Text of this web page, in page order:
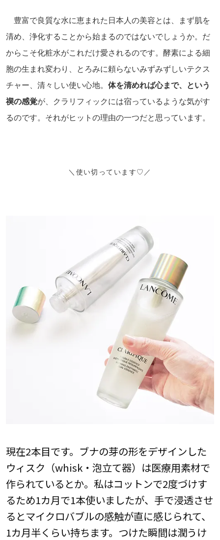
豊富で良質な水に恵まれた日本人の美容とは、まず肌を
清め、浄化することから始まるのではないでしょうか。だ
からこそ化粧水がこれだけ愛されるのです。酵素による細
胞の生まれ変わり、とろみに頼らないみずみずしいテクス
チャー、清々しい使い心地。 体を清めれば心まで、という
禊の感覚が、クラリフィックには宿っているような気がす
るのです。それがヒットの理由の一つだと思っています。
＼使い切っています♡／
現在2本目です。ブナの芽の形をデザインした
ウィスク（whisk・泡立て器）は医療用素材で
作られているとか。私はコットンで2度づけす
るため1カ月で1本使いましたが、手で浸透させ
るとマイクロバブルの感触が直に感じられて、
1カ月半くらい持ちます。つけた瞬間は潤うけ